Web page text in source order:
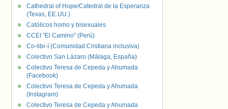
Cathedral of Hope/Catedral de la Esperanza
(Texas, EE.UU.)
Católicos homo y bisexuales
CCEI "El Camino" (Perú)
Co-libr-í (Comunidad Cristiana inclusiva)
Colectivo San Lázaro (Málaga, España)
Colectivo Teresa de Cepeda y Ahumada
(Facebook)
Colectivo Teresa de Cepeda y Ahumada
(Instagram)
Colectivo Teresa de Cepeda y Ahumada